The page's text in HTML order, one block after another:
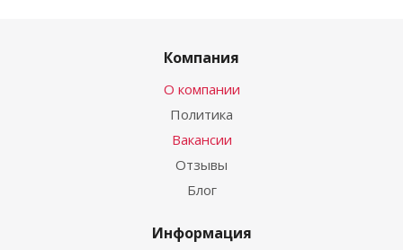
Компания
О компании
Политика
Вакансии
Отзывы
Блог
Информация